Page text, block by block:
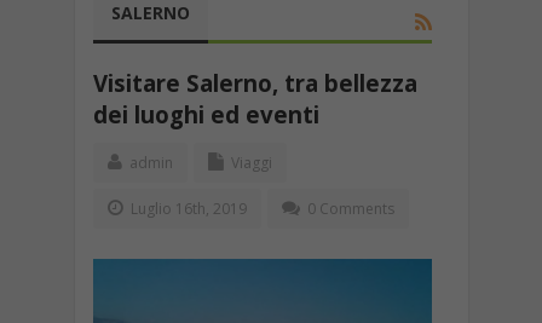
SALERNO
Visitare Salerno, tra bellezza
dei luoghi ed eventi
admin Viaggi
Luglio 16th, 2019 0 Comments